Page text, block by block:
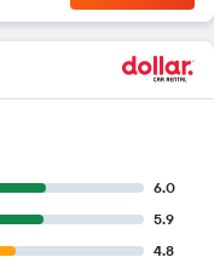
6.0
5.9
4.8